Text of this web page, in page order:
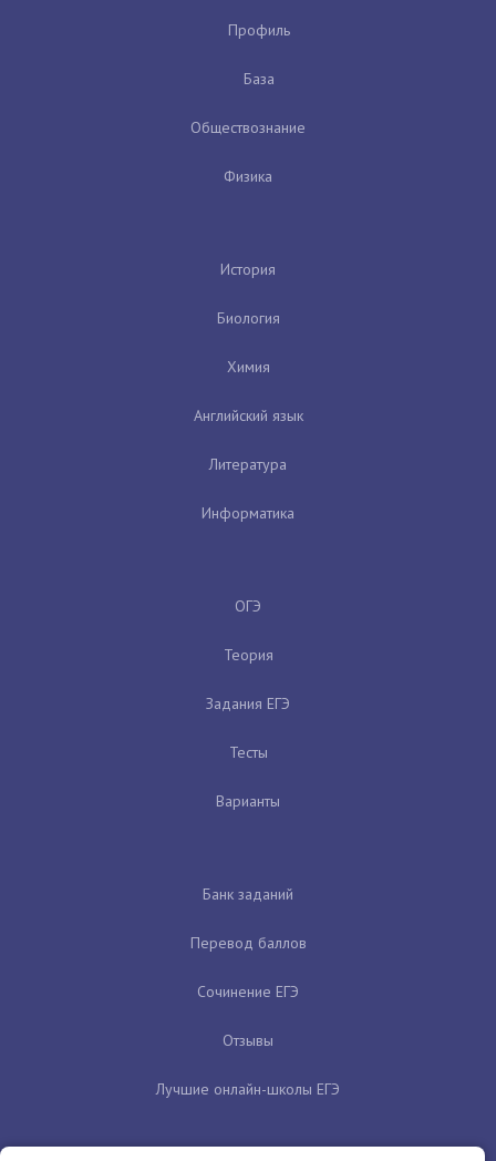
Профиль
База
Обществознание
Физика
История
Биология
Химия
Английский язык
Литература
Информатика
ОГЭ
Теория
Задания ЕГЭ
Тесты
Варианты
Банк заданий
Перевод баллов
Сочинение ЕГЭ
Отзывы
Лучшие онлайн-школы ЕГЭ